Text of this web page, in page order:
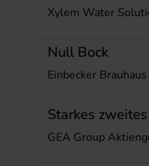
Xylem Water
Null Bock
Einbecker
Starkes
GEA Group